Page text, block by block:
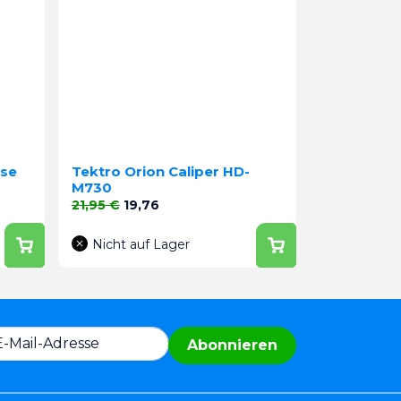
Tektro Orion Caliper HD-
M730
Verkaufspreis
21,95 € Preis
19,76
Nicht auf Lager
Abonnieren